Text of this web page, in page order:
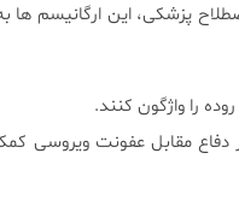
پزشکی، این ارگانیسم ها
را واژگون کنند.
دفاع مقابل عفونت ویروسی